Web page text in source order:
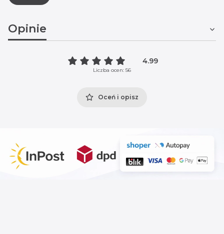
Opinie
4.99
Liczba ocen: 56
Oceń i opisz